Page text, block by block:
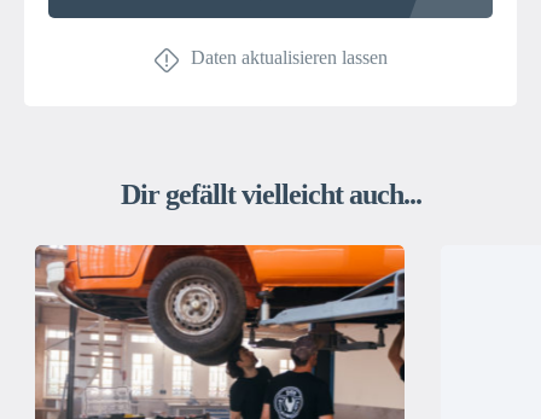
Daten aktualisieren lassen
Dir gefällt vielleicht auch...